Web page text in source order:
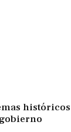
históricos